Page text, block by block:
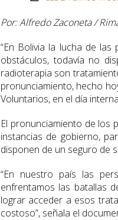
Por: Alfredo Zaconeta /
“En Bolivia la lucha de
obstáculos, todavía no
radioterapia son
pronunciamiento, hecho
Voluntarios, en el día
El pronunciamiento de los
instancias de gobierno,
disponen de un seguro de
“En nuestro país las
enfrentamos las batallas
lograr acceder a esos
costoso”, señala el